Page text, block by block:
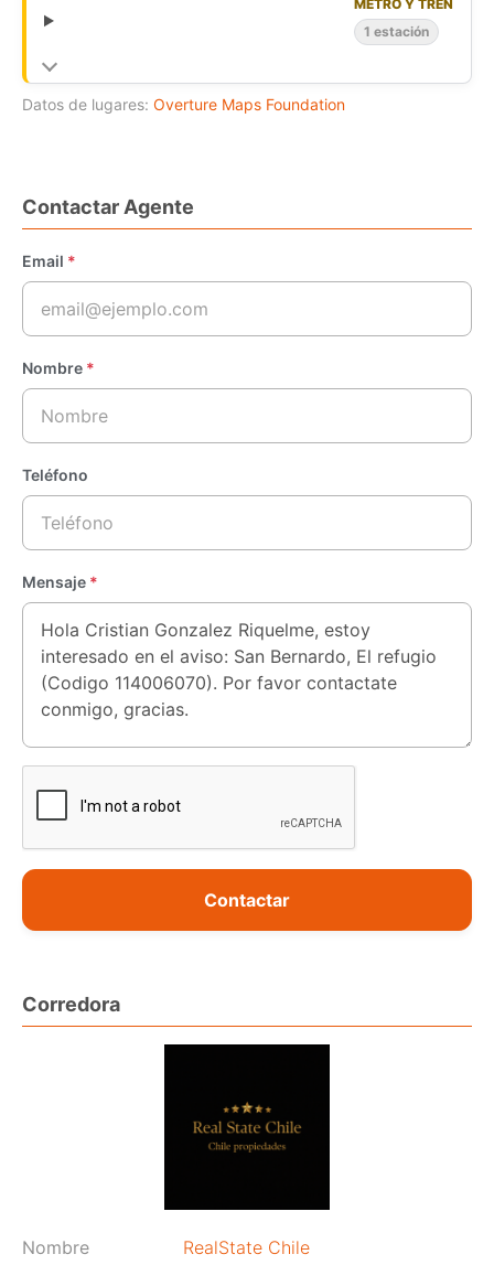
METRO Y TREN
1 estación
Datos de lugares: Overture Maps Foundation
Contactar Agente
Email *
Nombre *
Teléfono
Mensaje *
Contactar
Corredora
Nombre
RealState Chile